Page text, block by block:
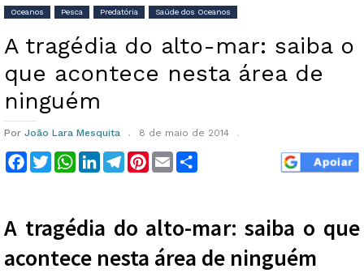
Oceanos Pesca Predatória Saúde dos Oceanos
A tragédia do alto-mar: saiba o
que acontece nesta área de
ninguém
Por João Lara Mesquita 8 de maio de 2014
Facebook
TwitterWhatsApp
LinkedInTelegram
Pinterest
Email
A tragédia do alto-mar: saiba o que
acontece nesta área de ninguém